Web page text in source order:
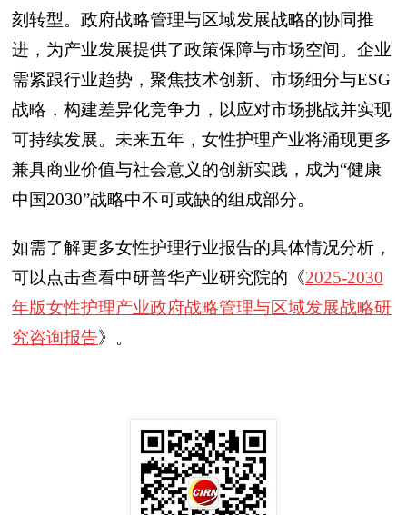
刻转型。政府战略管理与区域发展战略的协同推
进，为产业发展提供了政策保障与市场空间。企业
需紧跟行业趋势，聚焦技术创新、市场细分与ESG
战略，构建差异化竞争力，以应对市场挑战并实现
可持续发展。未来五年，女性护理产业将涌现更多
兼具商业价值与社会意义的创新实践，成为“健康
中国2030”战略中不可或缺的组成部分。
如需了解更多女性护理行业报告的具体情况分析，
可以点击查看中研普华产业研究院的《2025-2030
年版女性护理产业政府战略管理与区域发展战略研
究咨询报告》。